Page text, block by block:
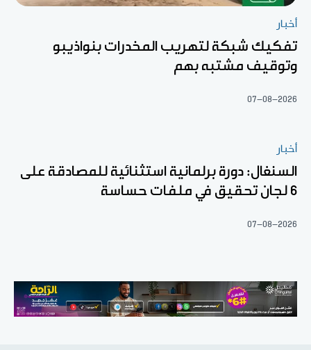
أخبار
تفكيك شبكة لتهريب المخدرات بنواذيبو
وتوقيف مشتبه بهم
07-08-2026
أخبار
السنغال: دورة برلمانية استثنائية للمصادقة على
6 لجان تحقيق في ملفات حساسة
07-08-2026